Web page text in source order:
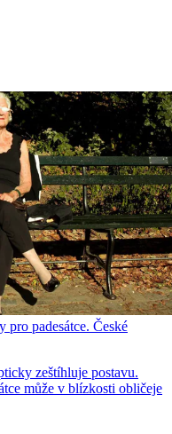
pro padesátce. České
zeštíhluje postavu.
může v blízkosti obličeje